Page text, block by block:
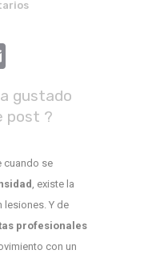
gustado
post ?
cuando se
, existe la
Y de
profesionales
con un